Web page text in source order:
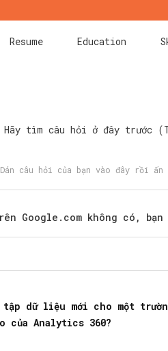
Resume Education
Hãy tìm câu hỏi ở đây trước
Google.com không có,
dữ liệu mới cho một
của Analytics 360?